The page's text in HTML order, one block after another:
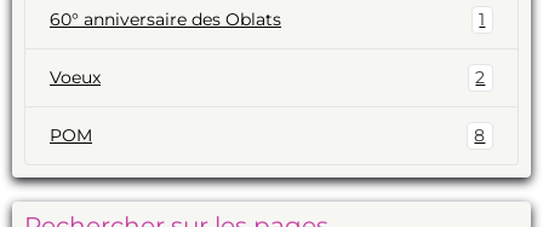
60° anniversaire des Oblats 1
Voeux 2
POM 8